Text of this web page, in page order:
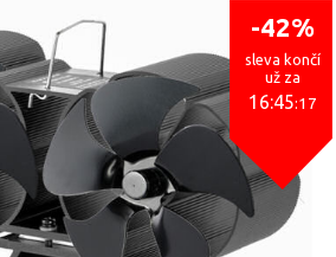
-42%
sleva končí
už za
16:45:17